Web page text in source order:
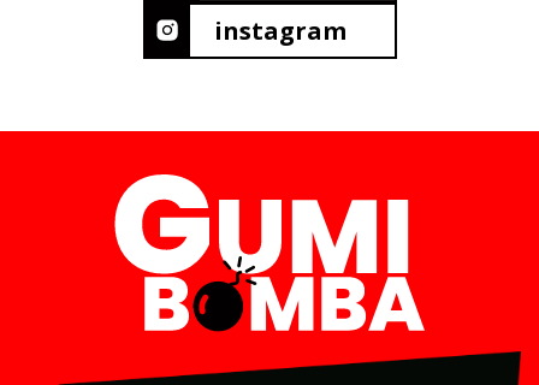
instagram